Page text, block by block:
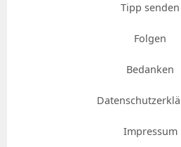
Tipp senden
Folgen
Bedanken
Impressum